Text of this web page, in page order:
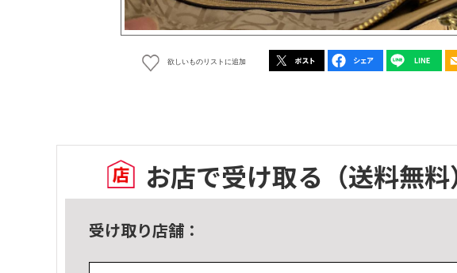
欲しいものリストに追加
お店で受け取る （送料無料
受け取り店舗：